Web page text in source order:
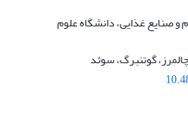
صنایع غذایی، دانشگاه علوم
گوتنبرگ، سوئد